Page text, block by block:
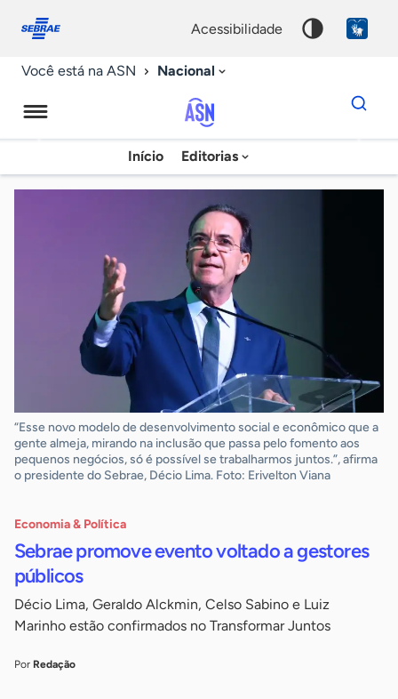
conosco
acessibilidade
Você está na ASN Nacional
Agência
Sebrae
de
Notícias
Início Editorias
Dados
para
chave
“Esse novo modelo de desenvolvimento social e econômico que a
gente almeja, mirando na inclusão que passa pelo fomento aos
pequenos negócios, só é possível se trabalharmos juntos.”, afirma
o presidente do Sebrae, Décio Lima. Foto: Erivelton Viana
Economia & Política
Sebrae promove evento voltado a gestores
públicos
Décio Lima, Geraldo Alckmin, Celso Sabino e Luiz
Marinho estão confirmados no Transformar Juntos
Por Redação